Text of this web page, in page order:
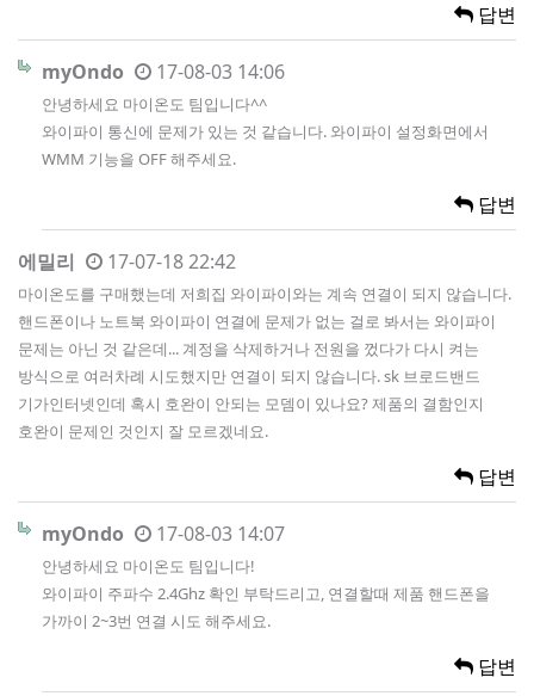
답변
myOndo 17-08-03 14:06
안녕하세요 마이온도 팀입니다^^
와이파이 통신에 문제가 있는 것 같습니다. 와이파이 설정화면에서
WMM 기능을 OFF 해주세요.
답변
에밀리 17-07-18 22:42
마이온도를 구매했는데 저희집 와이파이와는 계속 연결이 되지 않습니다.
핸드폰이나 노트북 와이파이 연결에 문제가 없는 걸로 봐서는 와이파이
문제는 아닌 것 같은데... 계정을 삭제하거나 전원을 껐다가 다시 켜는
방식으로 여러차례 시도했지만 연결이 되지 않습니다. sk 브로드밴드
기가인터넷인데 혹시 호완이 안되는 모뎀이 있나요? 제품의 결함인지
호완이 문제인 것인지 잘 모르겠네요.
답변
myOndo 17-08-03 14:07
안녕하세요 마이온도 팀입니다!
와이파이 주파수 2.4Ghz 확인 부탁드리고, 연결할때 제품 핸드폰을
가까이 2~3번 연결 시도 해주세요.
답변